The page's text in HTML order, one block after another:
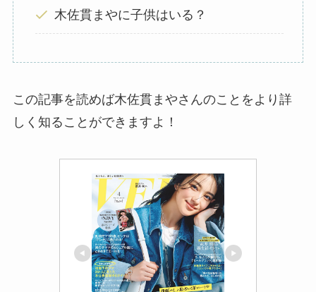
木佐貫まやに子供はいる？
この記事を読めば木佐貫まやさんのことをより詳
しく知ることができますよ！